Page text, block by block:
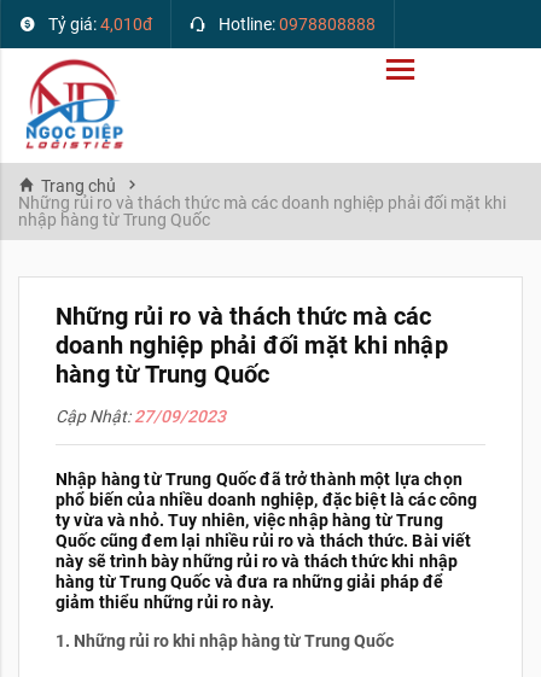
Tỷ giá:4,010đ Hotline:0978808888
Trang chủ
Những rủi ro và thách thức mà các doanh nghiệp phải đối mặt khi
nhập hàng từ Trung Quốc
Những rủi ro và thách thức mà các
doanh nghiệp phải đối mặt khi nhập
hàng từ Trung Quốc
Cập Nhật:27/09/2023
Nhập hàng từ Trung Quốc đã trở thành một lựa chọn
phổ biến của nhiều doanh nghiệp, đặc biệt là các công
ty vừa và nhỏ. Tuy nhiên, việc nhập hàng từ Trung
Quốc cũng đem lại nhiều rủi ro và thách thức. Bài viết
này sẽ trình bày những rủi ro và thách thức khi nhập
hàng từ Trung Quốc và đưa ra những giải pháp để
giảm thiểu những rủi ro này.
1. Những rủi ro khi nhập hàng từ Trung Quốc